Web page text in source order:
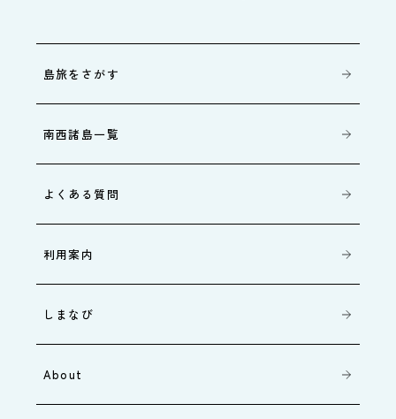
島旅をさがす
南西諸島一覧
よくある質問
利用案内
しまなび
About